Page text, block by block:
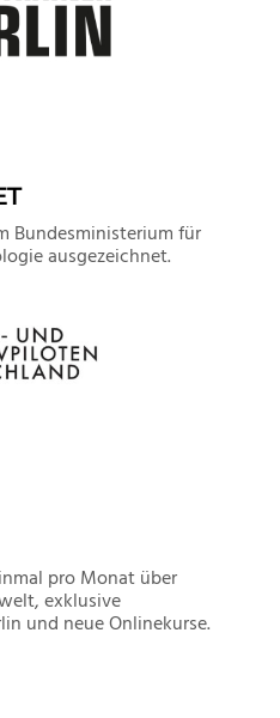
Bundesministerium für
ausgezeichnet.
pro Monat über
exklusive
und neue Onlinekurse.